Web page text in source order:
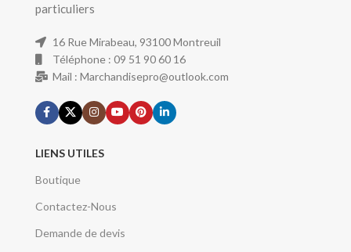
particuliers
16 Rue Mirabeau, 93100 Montreuil
Téléphone : 09 51 90 60 16
Mail : Marchandisepro@outlook.com
LIENS UTILES
Boutique
Contactez-Nous
Demande de devis